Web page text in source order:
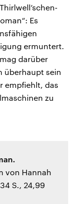
Es
ermuntert.
darüber
überhaupt sein
empfiehlt, das
zu
von Hannah
S., 24,99